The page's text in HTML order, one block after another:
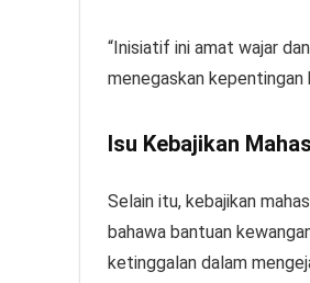
“Inisiatif ini amat wajar
menegaskan kepentingan
Isu Kebajikan
Selain itu, kebajikan
bahawa bantuan
ketinggalan dalam